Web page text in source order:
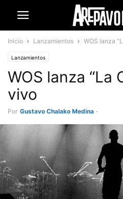
Inicio Lanzamientos WOS lanza
Lanzamientos
WOS lanza “La
vivo
Por Gustavo Chalako Medina -